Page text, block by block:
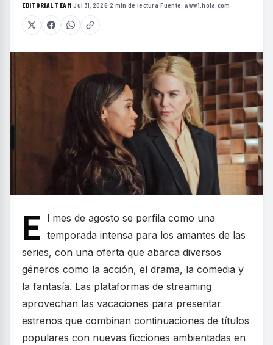
EDITORIAL TEAM·Jul 31, 2026·2 min de lectura·Fuente: www1.hola.com
E
l mes de agosto se perfila como una
temporada intensa para los amantes de las
series, con una oferta que abarca diversos
géneros como la acción, el drama, la comedia y
la fantasía. Las plataformas de streaming
aprovechan las vacaciones para presentar
estrenos que combinan continuaciones de títulos
populares con nuevas ficciones ambientadas en